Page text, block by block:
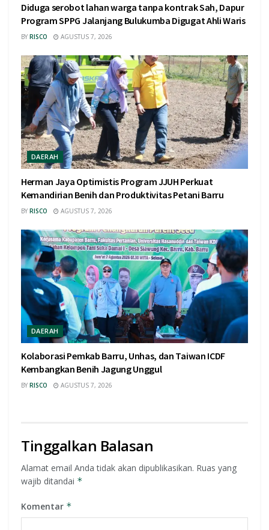
Diduga serobot lahan warga tanpa kontrak Sah, Dapur
Program SPPG Jalanjang Bulukumba Digugat Ahli Waris
BY RISCO AGUSTUS 7, 2026
DAERAH
Herman Jaya Optimistis Program JJUH Perkuat
Kemandirian Benih dan Produktivitas Petani Barru
BY RISCO AGUSTUS 7, 2026
DAERAH
Kolaborasi Pemkab Barru, Unhas, dan Taiwan ICDF
Kembangkan Benih Jagung Unggul
BY RISCO AGUSTUS 7, 2026
Tinggalkan Balasan
Alamat email Anda tidak akan dipublikasikan. Ruas yang
wajib ditandai *
Komentar *